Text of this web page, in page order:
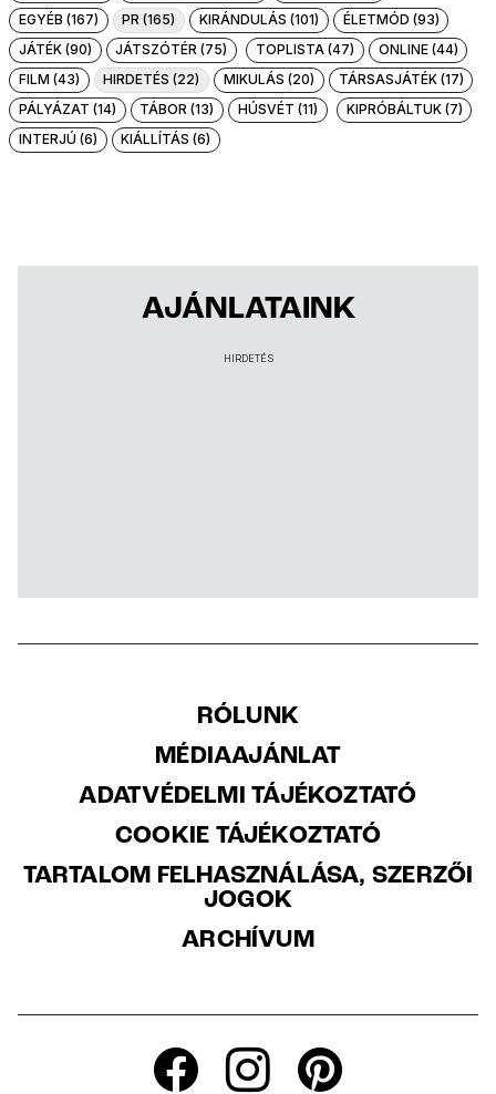
EGYÉB (167)
PR (165) KIRÁNDULÁS (101)
ÉLETMÓD (93)
JÁTÉK (90)
JÁTSZÓTÉR (75) TOPLISTA (47)
ONLINE (44)
FILM (43)
HIRDETÉS (22) MIKULÁS (20)
TÁRSASJÁTÉK (17)
PÁLYÁZAT (14)
TÁBOR (13) HÚSVÉT (11)
KIPRÓBÁLTUK (7)
INTERJÚ (6)
KIÁLLÍTÁS (6)
AJÁNLATAINK
HIRDETÉS
RÓLUNK
MÉDIAAJÁNLAT
ADATVÉDELMI TÁJÉKOZTATÓ
COOKIE TÁJÉKOZTATÓ
TARTALOM FELHASZNÁLÁSA, SZERZŐI
JOGOK
ARCHÍVUM